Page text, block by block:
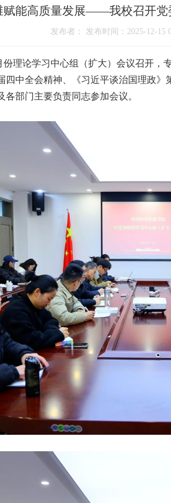
1
赋能高质量发展——我校召开党
发布者： 发布时间：2025-12-15
理论学习中心组（扩大）会议召开，
四中全会精神、《习近平谈治国理政
部门主要负责同志参加会议。